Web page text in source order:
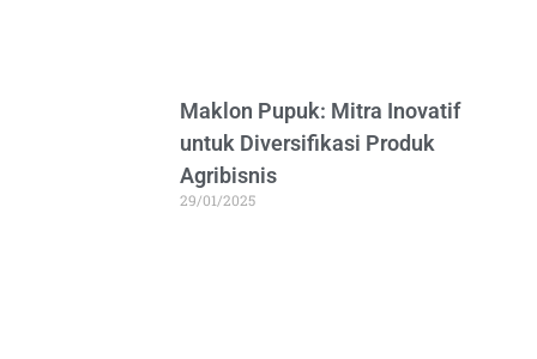
Maklon Pupuk: Mitra Inovatif
untuk Diversifikasi Produk
Agribisnis
29/01/2025